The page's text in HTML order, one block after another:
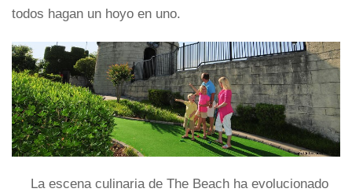
todos hagan un hoyo en uno.
La escena culinaria de The Beach ha evolucionado